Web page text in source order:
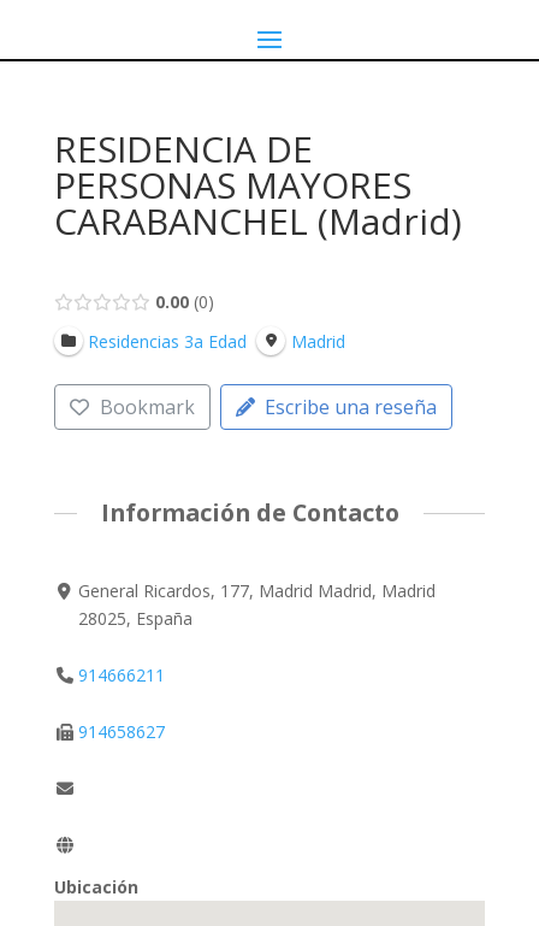
RESIDENCIA DE
PERSONAS MAYORES
CARABANCHEL (Madrid)
0.00 0
Residencias 3a Edad
Madrid
Bookmark Escribe una reseña
Información de Contacto
General Ricardos, 177, Madrid Madrid, Madrid
28025, España
914666211
914658627
Ubicación